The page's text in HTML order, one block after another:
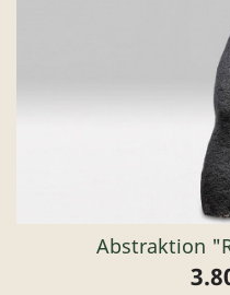
Abstraktion